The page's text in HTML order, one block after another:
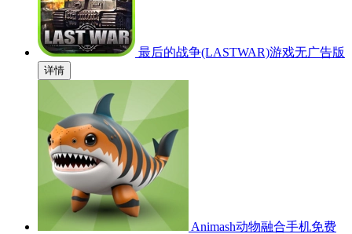
最后的战争(LASTWAR)游戏无广告版
详情
Animash动物融合手机免费